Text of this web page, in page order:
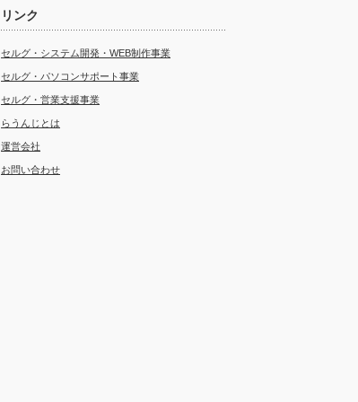
リンク
セルグ・システム開発・WEB制作事業
セルグ・パソコンサポート事業
セルグ・営業支援事業
らうんじとは
運営会社
お問い合わせ